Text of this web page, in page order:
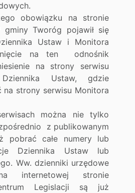
obowiązku na stronie
gminy Tworóg pojawił się
Ustaw i Monitora
na ten odnośnik
na strony serwisu
Dziennika Ustaw, gdzie
na strony serwisu Monitora
można nie tylko
z publikowanym
pobrać całe numery lub
Dziennika Ustaw lub
Ww. dzienniki urzędowe
internetowej stronie
Legislacji są już